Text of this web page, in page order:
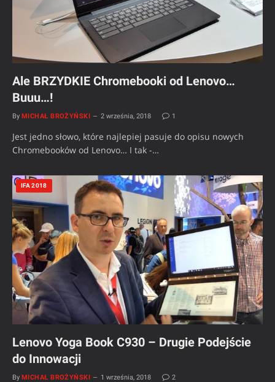
Ale BRZYDKIE Chromebooki od Lenovo…
Buuu…!
By MICHAŁ BROŻYŃSKI 2 września, 2018 1
Jest jedno słowo, które najlepiej pasuje do opisu nowych
Chromebooków od Lenovo… I tak -…
IFA 2018
Lenovo Yoga Book C930 – Drugie Podejście
do Innowacji
By MICHAŁ BROŻYŃSKI 1 września, 2018 2